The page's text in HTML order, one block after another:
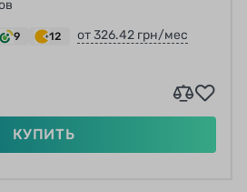
9 12 от 326.42 грн/мес
КУПИТЬ